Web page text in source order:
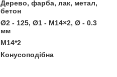
Дерево, фарба, лак, метал,
бетон
Ø2 - 125, Ø1 - М14×2, Ø - 0.3
мм
М14*2
Конусоподібна